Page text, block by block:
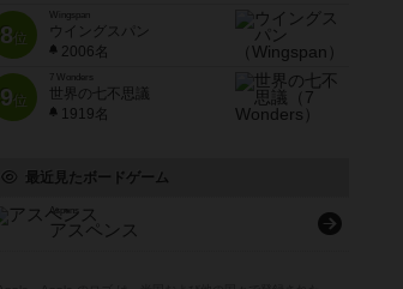
8位
Wingspan
ウイングスパン
2006名
9位
7 Wonders
世界の七不思議
1919名
最近見たボードゲーム
Aspens
アスペンス